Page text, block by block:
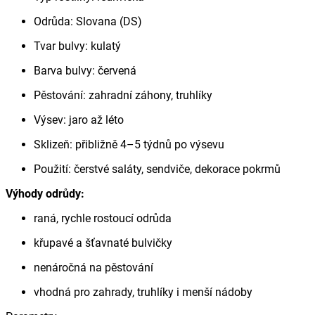
Odrůda: Slovana (DS)
Tvar bulvy: kulatý
Barva bulvy: červená
Pěstování: zahradní záhony, truhlíky
Výsev: jaro až léto
Sklizeň: přibližně 4–5 týdnů po výsevu
Použití: čerstvé saláty, sendviče, dekorace pokrmů
Výhody odrůdy:
raná, rychle rostoucí odrůda
křupavé a šťavnaté bulvičky
nenáročná na pěstování
vhodná pro zahrady, truhlíky i menší nádoby